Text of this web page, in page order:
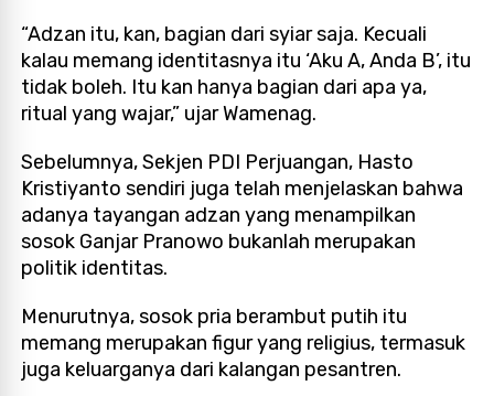
“Adzan itu, kan, bagian dari syiar saja. Kecuali
kalau memang identitasnya itu ‘Aku A, Anda B’, itu
tidak boleh. Itu kan hanya bagian dari apa ya,
ritual yang wajar,” ujar Wamenag.
Sebelumnya, Sekjen PDI Perjuangan, Hasto
Kristiyanto sendiri juga telah menjelaskan bahwa
adanya tayangan adzan yang menampilkan
sosok Ganjar Pranowo bukanlah merupakan
politik identitas.
Menurutnya, sosok pria berambut putih itu
memang merupakan figur yang religius, termasuk
juga keluarganya dari kalangan pesantren.